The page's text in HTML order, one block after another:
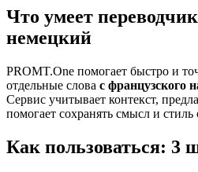
Что умеет
немецкий
PROMT.One помогает быстро и
отдельные слова с французского
Сервис учитывает контекст,
помогает сохранять смысл и стиль
Как пользоваться: 3